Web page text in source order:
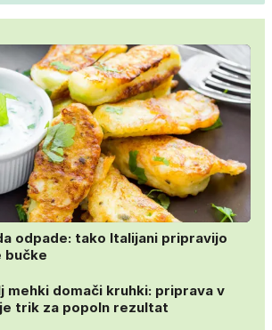
odpade: tako Italijani pripravijo
bučke
mehki domači kruhki: priprava v
trik za popoln rezultat